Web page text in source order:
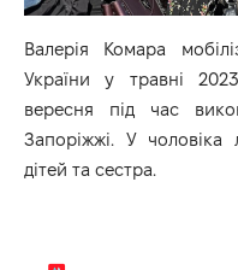
Валерія Комара
України у травні
вересня під час
Запоріжжі. У
дітей та сестра.